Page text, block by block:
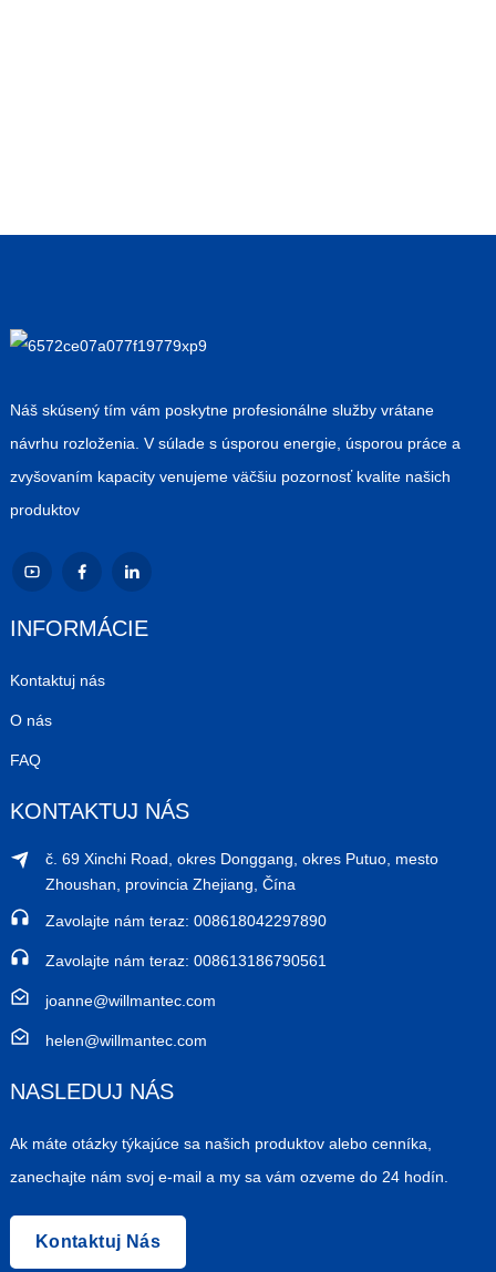
Náš skúsený tím vám poskytne profesionálne služby vrátane
návrhu rozloženia. V súlade s úsporou energie, úsporou práce a
zvyšovaním kapacity venujeme väčšiu pozornosť kvalite našich
produktov
INFORMÁCIE
Kontaktuj nás
O nás
FAQ
KONTAKTUJ NÁS
č. 69 Xinchi Road, okres Donggang, okres Putuo, mesto
Zhoushan, provincia Zhejiang, Čína
Zavolajte nám teraz: 008618042297890
Zavolajte nám teraz: 008613186790561
joanne@willmantec.com
helen@willmantec.com
NASLEDUJ NÁS
Ak máte otázky týkajúce sa našich produktov alebo cenníka,
zanechajte nám svoj e-mail a my sa vám ozveme do 24 hodín.
Kontaktuj Nás